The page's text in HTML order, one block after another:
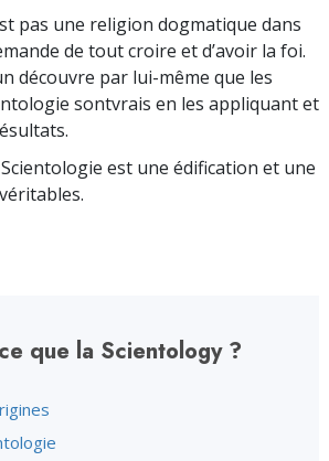
pas une religion dogmatique dans
de tout croire et d’avoir la foi.
découvre par lui-même que les
sontvrais en les appliquant et
est une édification et une
que la Scientology ?